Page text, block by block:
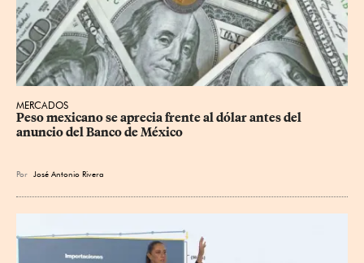
MERCADOS
Peso mexicano se aprecia frente al dólar antes del
anuncio del Banco de México
Por José Antonio Rivera